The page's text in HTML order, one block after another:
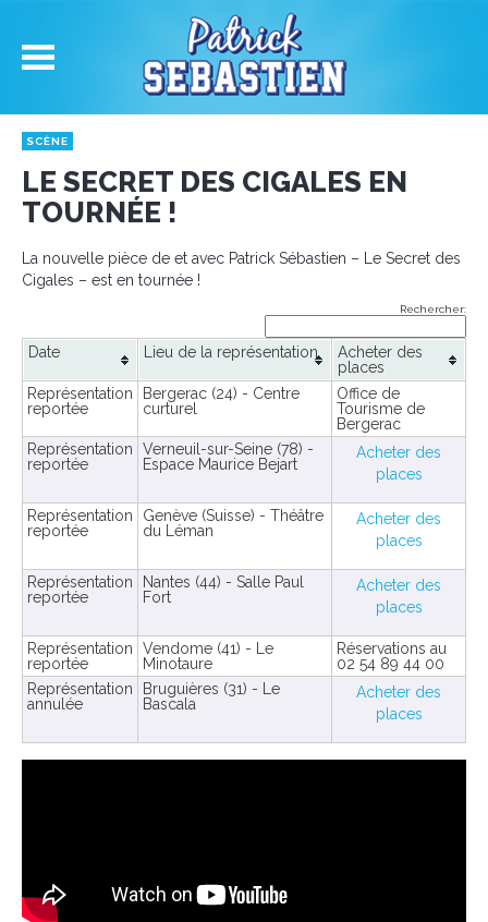
SCÈNE
LE SECRET DES CIGALES EN
TOURNÉE !
La nouvelle pièce de et avec Patrick Sébastien – Le Secret des
Cigales – est en tournée !
Rechercher:
Date Lieu de la représentation
Acheter des
places
Représentation
reportée
Bergerac (24) - Centre
curturel
Office de
Tourisme de
Bergerac
Représentation
reportée
Verneuil-sur-Seine (78) -
Espace Maurice Bejart
Acheter des
places
Représentation
reportée
Genève (Suisse) - Théâtre
du Léman
Acheter des
places
Représentation
reportée
Nantes (44) - Salle Paul
Fort
Acheter des
places
Représentation
reportée
Vendome (41) - Le
Minotaure
Réservations au
02 54 89 44 00
Représentation
annulée
Bruguières (31) - Le
Bascala
Acheter des
places